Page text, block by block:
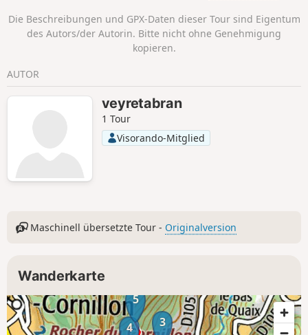
Die Beschreibungen und GPX-Daten dieser Tour sind Eigentum
des Autors/der Autorin. Bitte nicht ohne Genehmigung
kopieren.
AUTOR
veyretabran
1 Tour
Visorando-Mitglied
Maschinell übersetzte Tour - Originalversion
Wanderkarte
3
4
5